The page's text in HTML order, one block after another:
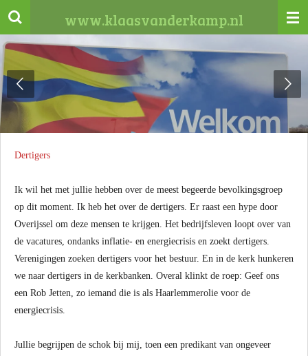
Ga
naar
hoofdinhoud
www.klaasvanderkamp.nl
Dertigers
Ik wil het met jullie hebben over de meest begeerde bevolkingsgroep
op dit moment. Ik heb het over de dertigers. Er raast een hype door
Overijssel om deze mensen te krijgen. Het bedrijfsleven loopt over van
de vacatures, ondanks inflatie- en energiecrisis en zoekt dertigers.
Verenigingen zoeken dertigers voor het bestuur. En in de kerk hunkeren
we naar dertigers in de kerkbanken. Overal klinkt de roep: Geef ons
een Rob Jetten, zo iemand die is als Haarlemmerolie voor de
energiecrisis.
Jullie begrijpen de schok bij mij, toen een predikant van ongeveer